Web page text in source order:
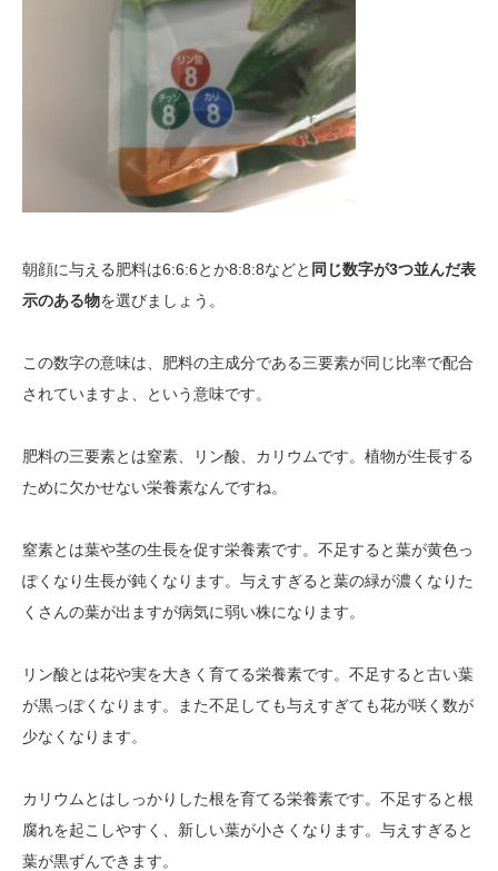
朝顔に与える肥料は6:6:6とか8:8:8などと 同じ数字が3つ並んだ表
示のある物を選びましょう。
この数字の意味は、肥料の主成分である三要素が同じ比率で配合
されていますよ、という意味です。
肥料の三要素とは窒素、リン酸、カリウムです。植物が生長する
ために欠かせない栄養素なんですね。
窒素とは葉や茎の生長を促す栄養素です。不足すると葉が黄色っ
ぽくなり生長が鈍くなります。与えすぎると葉の緑が濃くなりた
くさんの葉が出ますが病気に弱い株になります。
リン酸とは花や実を大きく育てる栄養素です。不足すると古い葉
が黒っぽくなります。また不足しても与えすぎても花が咲く数が
少なくなります。
カリウムとはしっかりした根を育てる栄養素です。不足すると根
腐れを起こしやすく、新しい葉が小さくなります。与えすぎると
葉が黒ずんできます。